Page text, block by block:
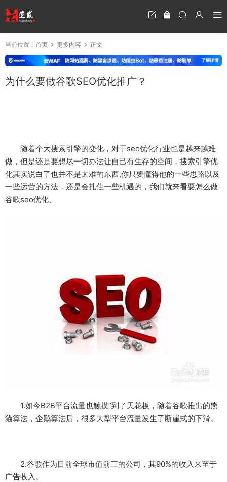
当前位置： 首页 更多内容 正文
为什么要做谷歌SEO优化推广？
随着个大搜索引擎的变化，对于seo优化行业也是越来越难
做，但是还是要想尽一切办法让自己有生存的空间，搜索引擎优
化其实说白了也并不是太难的东西,你只要懂得他的一些思路以及
一些运营的方法，还是会扎住一些机遇的，我们就来看要怎么做
谷歌seo优化、
1.如今B2B平台流量也触摸‘’到了天花板，随着谷歌推出的熊
猫算法，企鹅算法后，很多大型平台流量发生了断崖式的下滑。
2.谷歌作为目前全球市值前三的公司，其90%的收入来至于
广告收入。